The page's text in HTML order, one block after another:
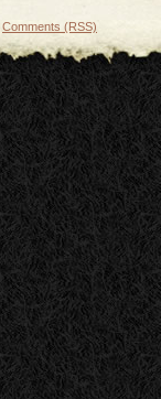
Comments (RSS)